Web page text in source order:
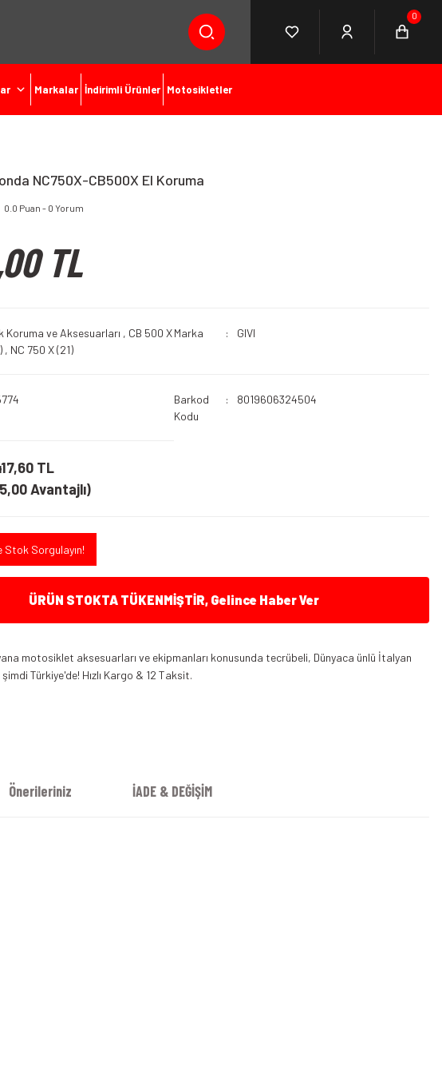
0
Markalar İndirimli Ürünler Motosikletler
NC750X-CB500X El Koruma
0.0 Puan - 0 Yorum
TL
Koruma ve Aksesuarları , CB 500 X
, NC 750 X (21)
Marka GIVI
Barkod
Kodu
8019606324504
TL
Avantajlı)
Stok Sorgulayın!
ÜRÜN STOKTA TÜKENMİŞTİR, Gelince Haber Ver
yana motosiklet aksesuarları ve ekipmanları konusunda tecrübeli, Dünyaca ünlü İtalyan
Türkiye'de! Hızlı Kargo & 12 Taksit.
Önerileriniz İADE & DEĞİŞİM